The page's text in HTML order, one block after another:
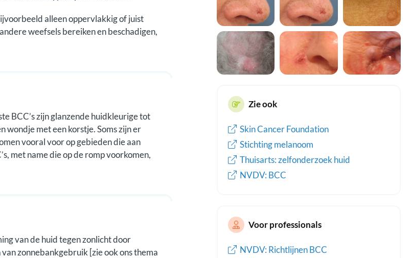
alleen oppervlakkig of juist
weefsels bereiken en beschadigen,
BCC’s zijn glanzende huidkleurige tot
wondje met een korstje. Soms zijn er
vooral voor op gebieden die aan
met name die op de romp voorkomen,
van de huid tegen zonlicht door
zonnebankgebruik [zie ook ons thema
Zie ook
Skin Cancer Foundation
Stichting melanoom
Thuisarts: zelfonderzoek huid
NVDV: BCC
Voor professionals
NVDV: Richtlijnen BCC